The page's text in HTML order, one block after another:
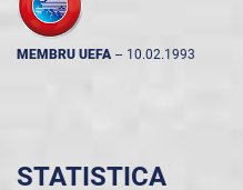
MEMBRU UEFA -- 10.02.1993
STATISTICA